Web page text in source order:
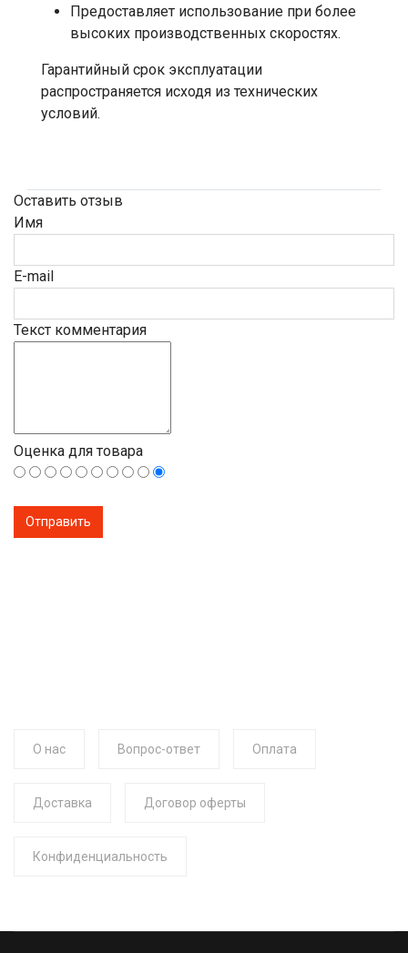
Предоставляет использование при более
высоких производственных скоростях.
Гарантийный срок эксплуатации
распространяется исходя из технических
условий.
Оставить отзыв
Имя
E-mail
Текст комментария
Оценка для товара
О нас Вопрос-ответ Оплата
Доставка Договор оферты
Конфиденциальность